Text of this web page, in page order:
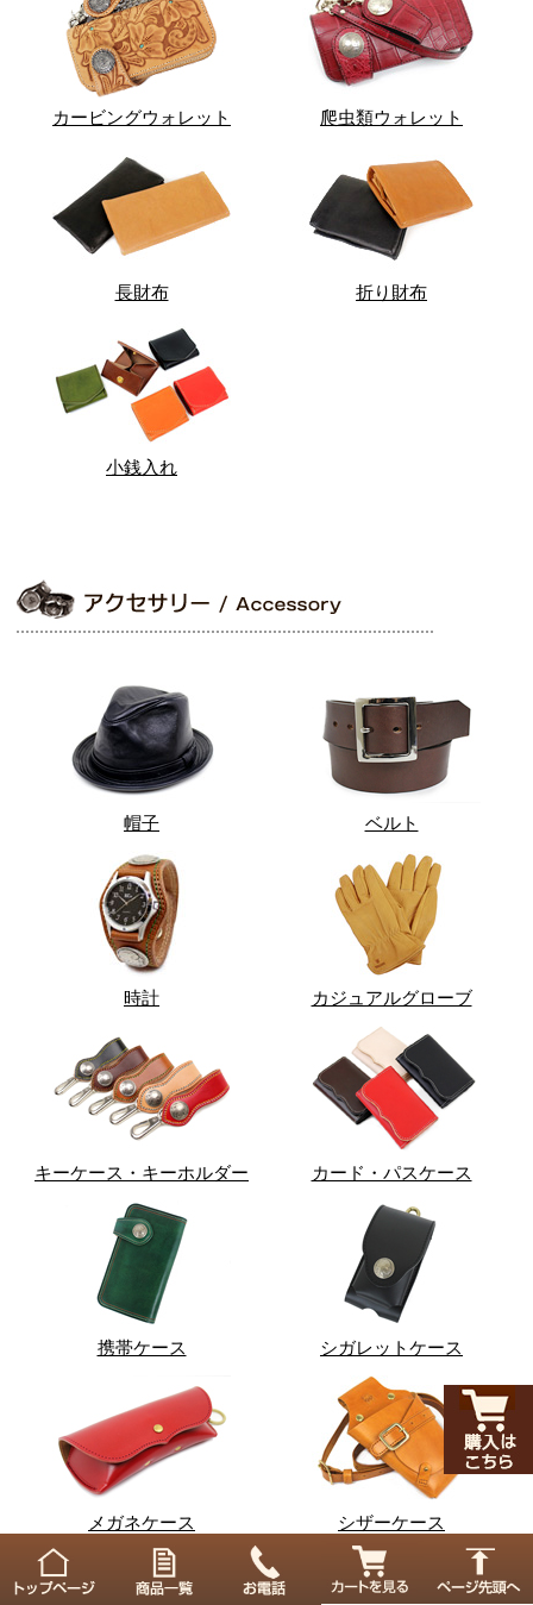
カービングウォレット 爬虫類ウォレット
長財布 折り財布
小銭入れ
帽子 ベルト
時計 カジュアルグローブ
キーケース・キーホルダー カード・パスケース
携帯ケース シガレットケース
メガネケース シザーケース